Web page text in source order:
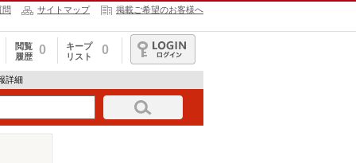
問 サイトマップ 掲載ご希望のお客様へ
閲覧
履歴
0
キープ
リスト
0
ログイン
詳細